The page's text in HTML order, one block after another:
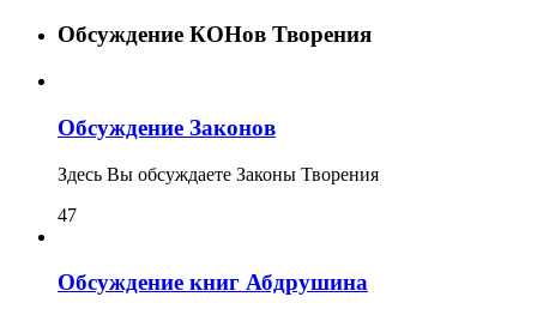
Обсуждение КОНов Творения
Обсуждение Законов
Здесь Вы обсуждаете Законы Творения
47
Обсуждение книг Абдрушина